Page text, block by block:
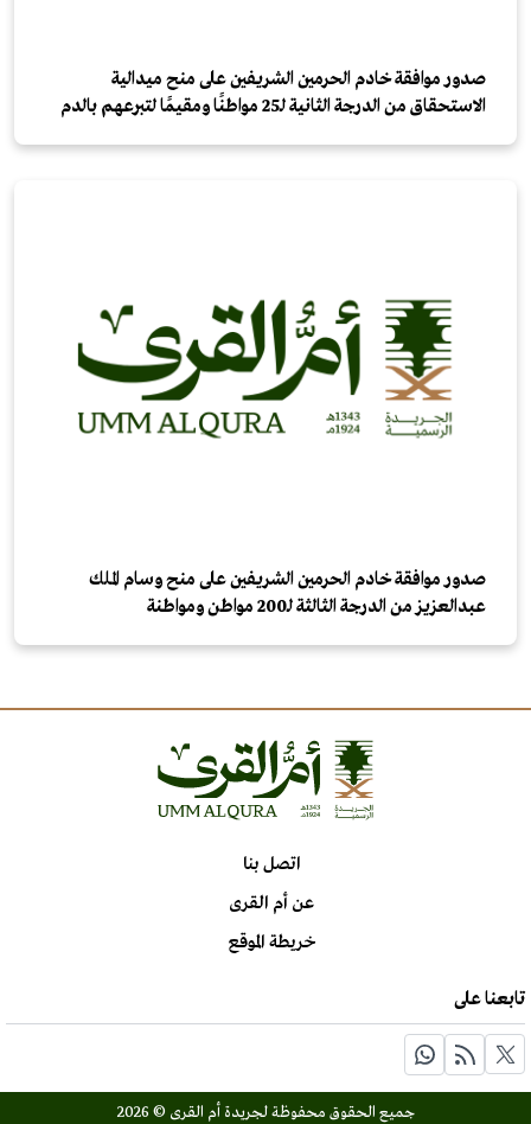
صدور موافقة خادم الحرمين الشريفين على منح ميدالية
الاستحقاق من الدرجة الثانية لـ25 مواطنًا ومقيمًا لتبرعهم بالدم
صدور موافقة خادم الحرمين الشريفين على منح وسام الملك
عبدالعزيز من الدرجة الثالثة لـ200 مواطن ومواطنة
اتصل بنا
عن أم القرى
خريطة الموقع
تابعنا على
جميع الحقوق محفوظة لجريدة أم القرى © 2026